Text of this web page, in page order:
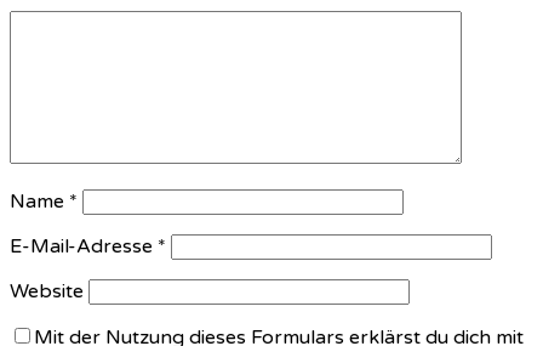
Name *
E-Mail-Adresse *
Website
Mit der Nutzung dieses Formulars erklärst du dich mit